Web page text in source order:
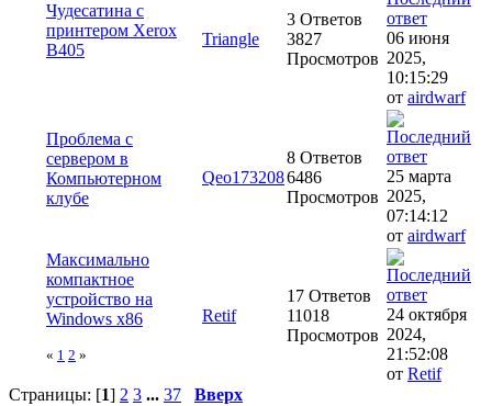
Чудесатина с
принтером Xerox
B405
Triangle
3 Ответов
3827
Просмотров
06 июня
2025,
10:15:29
от airdwarf
Проблема с
сервером в
Компьютерном
клубе
Qeo173208
8 Ответов
6486
Просмотров
25 марта
2025,
07:14:12
от airdwarf
Максимально
компактное
устройство на
Windows x86
« 1 2 »
Retif
17 Ответов
11018
Просмотров
24 октября
2024,
21:52:08
от Retif
Страницы: [1] 2 3 ... 37
Вверх